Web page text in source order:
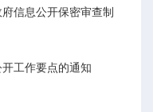
信息公开保密审查制
工作要点的通知